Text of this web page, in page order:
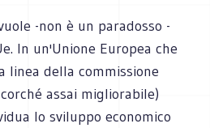
-non è un paradosso -
In un'Unione Europea che
linea della commissione
assai migliorabile)
lo sviluppo economico